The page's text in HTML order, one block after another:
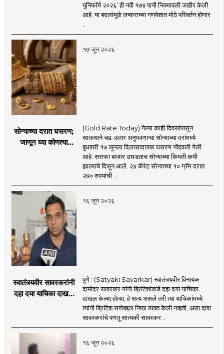
युनिफॉर्म २०२६’ ही नवी १७४ पानी नियमावली जाहीर केली
आहे. या बदलांमुळे लष्कराच्या गणवेशात मोठे परिवर्तन होणार
१७ जून २०२६
सोन्याच्या दरात घसरण;
जाणून घ्या कोणत्या
(Gold Rate Today) गेल्या काही दिवसांपासून
सातत्याने चढ-उतार अनुभवणाऱ्या सोन्याच्या दरांमध्ये
बुधवारी १७ जूनला दिलासादायक घसरण नोंदवली गेली
आहे. सराफा बाजार उघडताच सोन्याच्या किमती कमी
झाल्याचे दिसून आले. २४ कॅरेट सोन्याच्या १० ग्रॅम दरात
२७० रुपयांची ..
१६ जून २०२६
स्वातंत्र्यवीर सावरकरांनी
दहा दया याचिका दाखल
निष्ठा व्यक्त केली नाही’!
पणतू सात्यकी सावरकर
यांनी न्यायालयात सादर
पुणे : (Satyaki Savarkar) स्वातंत्र्यवीर विनायक
दामोदर सावरकर यांनी ब्रिटिशांकडे दहा दया याचिका
दाखल केल्या होत्या, हे सत्य असले तरी त्या याचिकांमध्ये
त्यांनी ब्रिटिश सत्तेबद्दल निष्ठा व्यक्त केली नव्हती, असा दावा
सावरकरांचे पणतू सात्यकी सावरकर ..
१६ जून २०२६